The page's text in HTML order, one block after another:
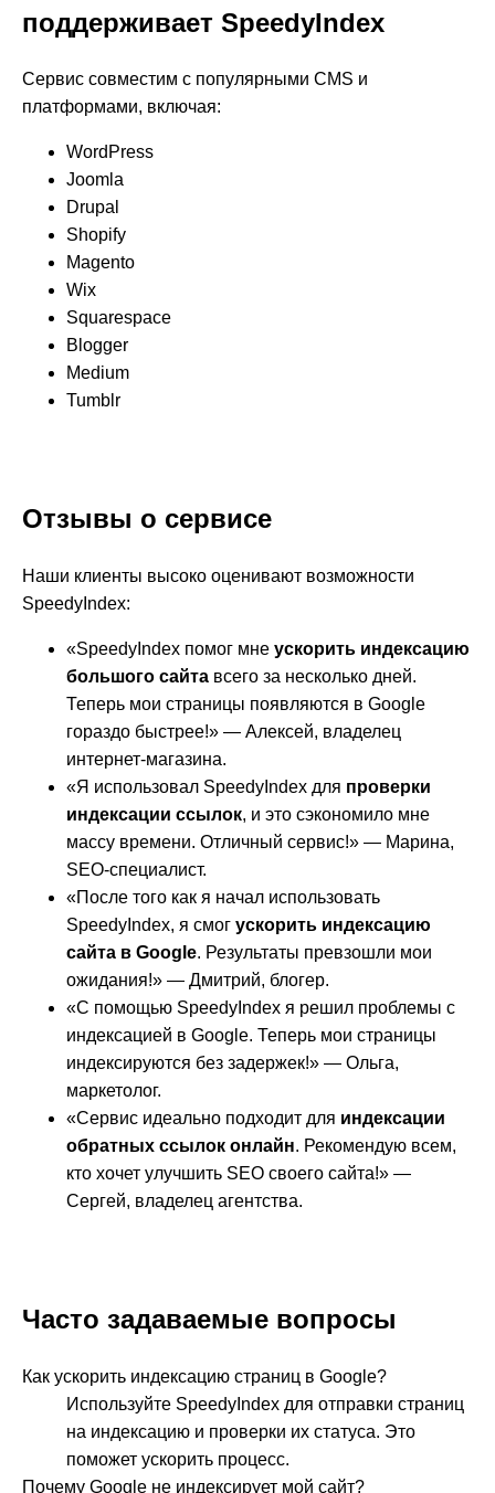
поддерживает SpeedyIndex
Сервис совместим с популярными CMS и
платформами, включая:
WordPress
Joomla
Drupal
Shopify
Magento
Wix
Squarespace
Blogger
Medium
Tumblr
Отзывы о сервисе
Наши клиенты высоко оценивают возможности
SpeedyIndex:
«SpeedyIndex помог мне ускорить индексацию
большого сайта всего за несколько дней.
Теперь мои страницы появляются в Google
гораздо быстрее!» — Алексей, владелец
интернет-магазина.
«Я использовал SpeedyIndex для проверки
индексации ссылок, и это сэкономило мне
массу времени. Отличный сервис!» — Марина,
SEO-специалист.
«После того как я начал использовать
SpeedyIndex, я смог ускорить индексацию
сайта в Google. Результаты превзошли мои
ожидания!» — Дмитрий, блогер.
«С помощью SpeedyIndex я решил проблемы с
индексацией в Google. Теперь мои страницы
индексируются без задержек!» — Ольга,
маркетолог.
«Сервис идеально подходит для индексации
обратных ссылок онлайн. Рекомендую всем,
кто хочет улучшить SEO своего сайта!» —
Сергей, владелец агентства.
Часто задаваемые вопросы
Как ускорить индексацию страниц в Google?
Используйте SpeedyIndex для отправки страниц
на индексацию и проверки их статуса. Это
поможет ускорить процесс.
Почему Google не индексирует мой сайт?